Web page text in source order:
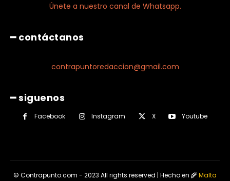
Únete a nuestro canal de Whatsapp.
━ contáctanos
contrapuntoredaccion@gmail.com
━ siguenos
Facebook Instagram X Youtube
© Contrapunto.com - 2023 All rights reserved | Hecho en 🌾Malta